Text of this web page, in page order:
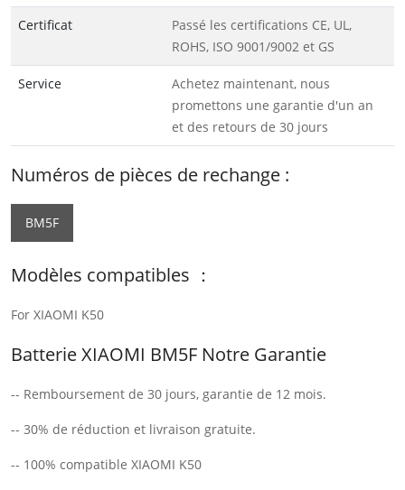
Certificat
Passé les certifications CE, UL,
ROHS, ISO 9001/9002 et GS
Service
Achetez maintenant, nous
promettons une garantie d'un an
et des retours de 30 jours
Numéros de pièces de rechange :
BM5F
Modèles compatibles ：
For XIAOMI K50
Batterie XIAOMI BM5F Notre Garantie
-- Remboursement de 30 jours, garantie de 12 mois.
-- 30% de réduction et livraison gratuite.
-- 100% compatible XIAOMI K50